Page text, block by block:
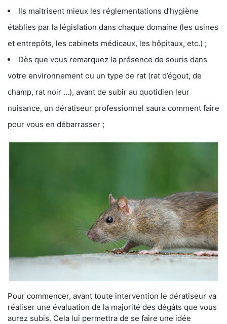
Ils maitrisent mieux les réglementations d’hygiène
établies par la législation dans chaque domaine (les usines
et entrepôts, les cabinets médicaux, les hôpitaux, etc.) ;
Dès que vous remarquez la présence de souris dans
votre environnement ou un type de rat (rat d’égout, de
champ, rat noir …), avant de subir au quotidien leur
nuisance, un dératiseur professionnel saura comment faire
pour vous en débarrasser ;
Pour commencer, avant toute intervention le dératiseur va
réaliser une évaluation de la majorité des dégâts que vous
aurez subis. Cela lui permettra de se faire une idée